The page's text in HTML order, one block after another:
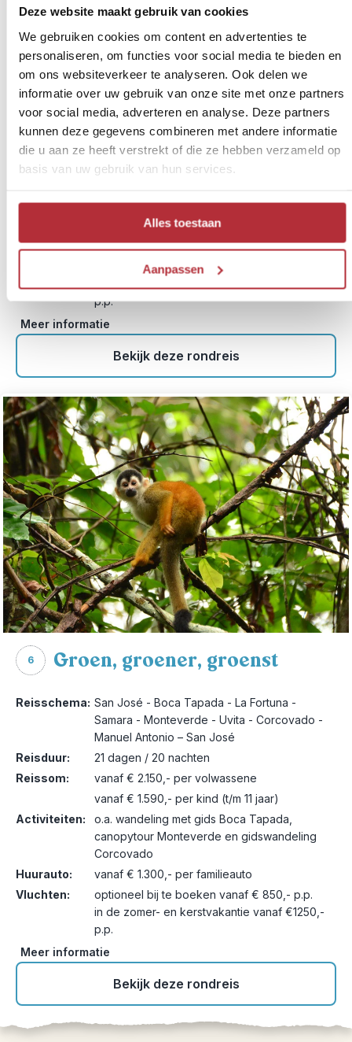
Deze website maakt gebruik van cookies
We gebruiken cookies om content en advertenties te
personaliseren, om functies voor social media te bieden en
om ons websiteverkeer te analyseren. Ook delen we
informatie over uw gebruik van onze site met onze partners
voor social media, adverteren en analyse. Deze partners
kunnen deze gegevens combineren met andere informatie
die u aan ze heeft verstrekt of die ze hebben verzameld op
basis van uw gebruik van hun services.
Alles toestaan
Aanpassen
Toekans, Tico’s en tropische
stranden
Reisschema: San José - Tortuguero - Cahuita - Sarapiqui -
La Fortuna - Samara - Monteverde - Manuel
Antonio – San José
Reisduur:
22 dagen / 21 nachten
Reissom:
vanaf € 1.960,- per volwassene
vanaf € 1.450,- per kind (t/m 11 jaar)
en bezoek aan de hotsprings in La Fortuna
Huurauto:
vanaf € 1.240,- per familieauto
optioneel bij te boeken vanaf € 850,- p.p.
p.p.
Meer informatie
Bekijk deze rondreis
6 Groen, groener, groenst
Reisschema: San José - Boca Tapada - La Fortuna -
Samara - Monteverde - Uvita - Corcovado -
Manuel Antonio – San José
Reisduur:
21 dagen / 20 nachten
Reissom:
vanaf € 2.150,- per volwassene
vanaf € 1.590,- per kind (t/m 11 jaar)
Activiteiten:
o.a. wandeling met gids Boca Tapada,
canopytour Monteverde en gidswandeling
Corcovado
Huurauto:
vanaf € 1.300,- per familieauto
Vluchten:
optioneel bij te boeken vanaf € 850,- p.p.
in de zomer- en kerstvakantie vanaf €1250,-
p.p.
Meer informatie
Bekijk deze rondreis